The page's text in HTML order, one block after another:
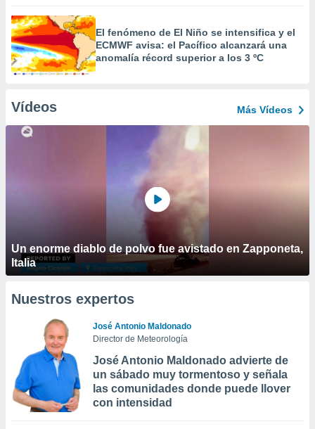
El fenómeno de El Niño se intensifica y el
ECMWF avisa: el Pacífico alcanzará una
anomalía récord superior a los 3 ºC
Vídeos Más Vídeos
Un enorme diablo de polvo fue avistado en Zapponeta,
Italia
Nuestros expertos
José Antonio Maldonado
Director de Meteorología
José Antonio Maldonado advierte de
un sábado muy tormentoso y señala
las comunidades donde puede llover
con intensidad